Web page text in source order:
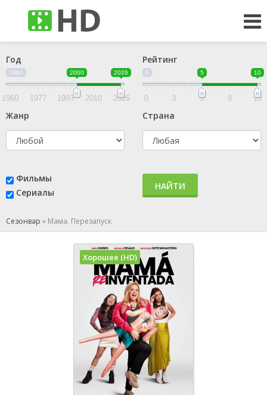
Год
1960 2000 2026
1960 1977 1993 2010 2026
Рейтинг
0 5 10
0 3 5 8 10
Жанр Страна
Фильмы
Сериалы
НАЙТИ
Сезонвар » Мама. Перезапуск
Хорошее (HD)